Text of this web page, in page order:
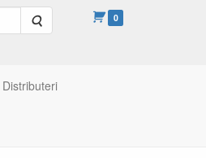
Pretraga 0
Distributeri